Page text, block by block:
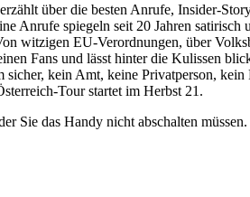
über die besten Anrufe, Insider-
Anrufe spiegeln seit 20 Jahren
witzigen EU-Verordnungen, über
Fans und lässt hinter die Kulissen
kein Amt, keine Privatperson,
Tour startet im Herbst 21.
Sie das Handy nicht abschalten